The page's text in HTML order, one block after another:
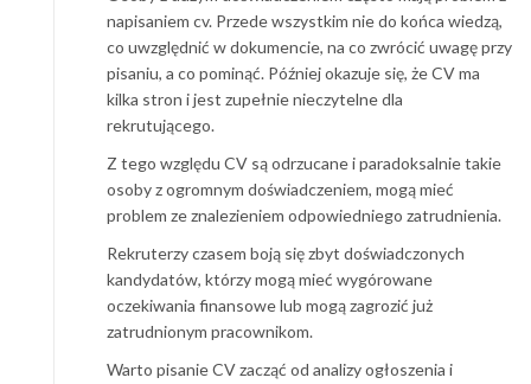
napisaniem cv. Przede wszystkim nie do końca wiedzą,
co uwzględnić w dokumencie, na co zwrócić uwagę przy
pisaniu, a co pominąć. Później okazuje się, że CV ma
kilka stron i jest zupełnie nieczytelne dla
rekrutującego.
Z tego względu CV są odrzucane i paradoksalnie takie
osoby z ogromnym doświadczeniem, mogą mieć
problem ze znalezieniem odpowiedniego zatrudnienia.
Rekruterzy czasem boją się zbyt doświadczonych
kandydatów, którzy mogą mieć wygórowane
oczekiwania finansowe lub mogą zagrozić już
zatrudnionym pracownikom.
Warto pisanie CV zacząć od analizy ogłoszenia i